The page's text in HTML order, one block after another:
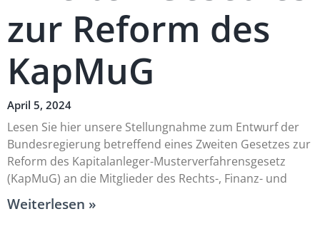
zur Reform des
KapMuG
April 5, 2024
Lesen Sie hier unsere Stellungnahme zum Entwurf der
Bundesregierung betreffend eines Zweiten Gesetzes zur
Reform des Kapitalanleger-Musterverfahrensgesetz
(KapMuG) an die Mitglieder des Rechts-, Finanz- und
Weiterlesen »